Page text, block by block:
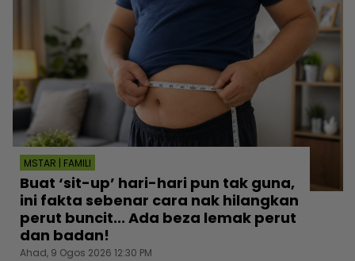
MSTAR | FAMILI
Buat ‘sit-up’ hari-hari pun tak guna,
ini fakta sebenar cara nak hilangkan
perut buncit... Ada beza lemak perut
dan badan!
Ahad, 9 Ogos 2026 12:30 PM